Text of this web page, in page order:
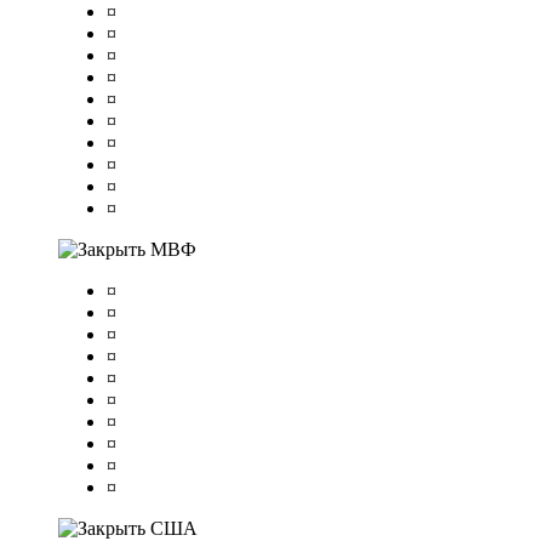
¤
¤
¤
¤
¤
¤
¤
¤
¤
¤
МВФ
¤
¤
¤
¤
¤
¤
¤
¤
¤
¤
США